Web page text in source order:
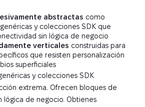
abstractas como
y colecciones SDK que
sin lógica de negocio
verticales construidas para
que resisten personalización
superficiales
y colecciones SDK
extrema. Ofrecen bloques de
lógica de negocio. Obtienes